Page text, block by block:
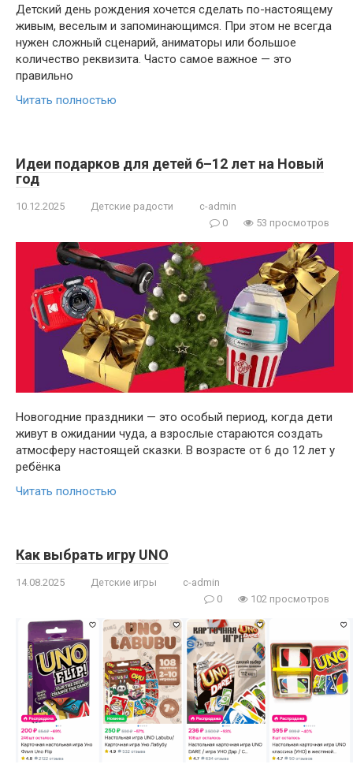
Детский день рождения хочется сделать по-настоящему
живым, веселым и запоминающимся. При этом не всегда
нужен сложный сценарий, аниматоры или большое
количество реквизита. Часто самое важное — это
правильно
Читать полностью
Идеи подарков для детей 6–12 лет на Новый
год
10.12.2025 Детские радости
c-admin
0
53 просмотров
Новогодние праздники — это особый период, когда дети
живут в ожидании чуда, а взрослые стараются создать
атмосферу настоящей сказки. В возрасте от 6 до 12 лет у
ребёнка
Читать полностью
Как выбрать игру UNO
14.08.2025 Детские игры
c-admin
0
102 просмотров